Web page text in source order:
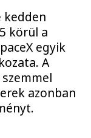
kedden
körül a
egyik
A
azonban